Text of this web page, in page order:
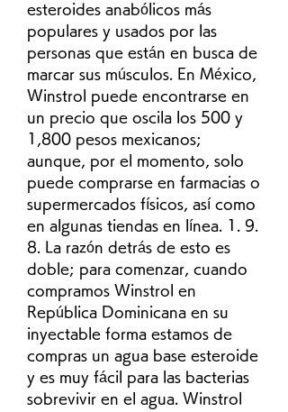
esteroides anabólicos más
populares y usados por las
personas que están en busca de
marcar sus músculos. En México,
Winstrol puede encontrarse en
un precio que oscila los 500 y
1,800 pesos mexicanos;
aunque, por el momento, solo
puede comprarse en farmacias o
supermercados físicos, así como
en algunas tiendas en línea. 1. 9.
8. La razón detrás de esto es
doble; para comenzar, cuando
compramos Winstrol en
República Dominicana en su
inyectable forma estamos de
compras un agua base esteroide
y es muy fácil para las bacterias
sobrevivir en el agua. Winstrol